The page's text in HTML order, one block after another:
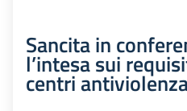
Sancita in
l’intesa sui
centri